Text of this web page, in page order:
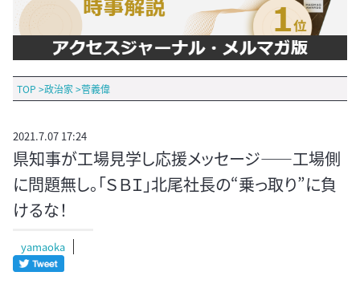
TOP >政治家 >菅義偉
2021.7.07 17:24
県知事が工場見学し応援メッセージ――工場側
に問題無し。「ＳＢＩ」北尾社長の“乗っ取り”に負
けるな！
yamaoka